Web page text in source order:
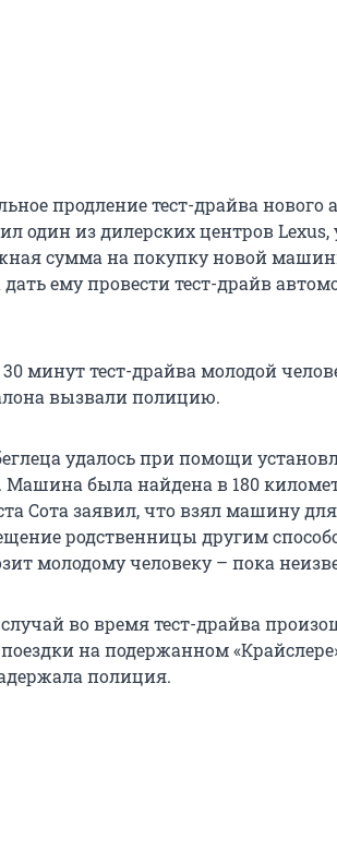
продление тест-драйва нового
один из дилерских центров Lexus,
сумма на покупку новой
ему провести тест-драйв
минут тест-драйва молодой
вызвали полицию.
удалось при помощи
Машина была найдена в 180
Сота заявил, что взял машину
родственницы другим
молодому человеку – пока
во время тест-драйва
на подержанном
полиция.